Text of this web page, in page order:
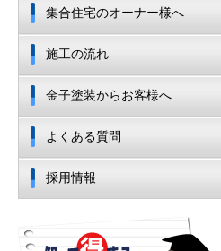
集合住宅のオーナー様へ
施工の流れ
金子塗装からお客様へ
よくある質問
採用情報